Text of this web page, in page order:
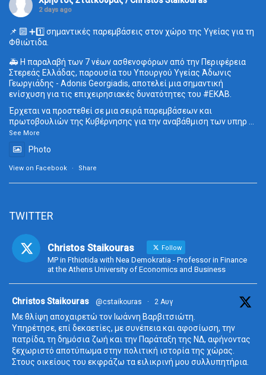
2 days ago
📌 🔟 ➕1️⃣ σημαντικές παρεμβάσεις στον χώρο της Υγείας για τη
Φθιώτιδα.
🚑 Η παραλαβή των 7 νέων ασθενοφόρων από την Περιφέρεια
Στερεάς Ελλάδας, παρουσία του Υπουργού Υγείας Άδωνις
Γεωργιάδης - Adonis Georgiadis, αποτελεί μια σημαντική
ενίσχυση για τις επιχειρησιακές δυνατότητες του #ΕΚΑΒ.
Έρχεται να προστεθεί σε μια σειρά παρεμβάσεων και
πρωτοβουλιών της Κυβέρνησης για την αναβάθμιση των υπηρ ...
See More
Photo
View on Facebook · Share
TWITTER
Christos Staikouras Follow
MP in Fthiotida with Nea Demokratia - Professor in Finance
at the Athens University of Economics and Business
Christos Staikouras @cstaikouras · 2 Αυγ
Με θλίψη αποχαιρετώ τον Ιωάννη Βαρβιτσιώτη.
Υπηρέτησε, επί δεκαετίες, με συνέπεια και αφοσίωση, την
πατρίδα, τη δημόσια ζωή και την Παράταξη της ΝΔ, αφήνοντας
ξεχωριστό αποτύπωμα στην πολιτική ιστορία της χώρας.
Στους οικείους του εκφράζω τα ειλικρινή μου συλλυπητήρια.